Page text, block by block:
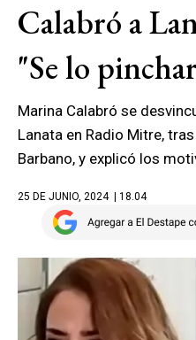
Calabró a
"Se lo
Marina Calabró se
Lanata en Radio Mitre,
Barbano, y explicó los
25 DE JUNIO, 2024 | 18.04